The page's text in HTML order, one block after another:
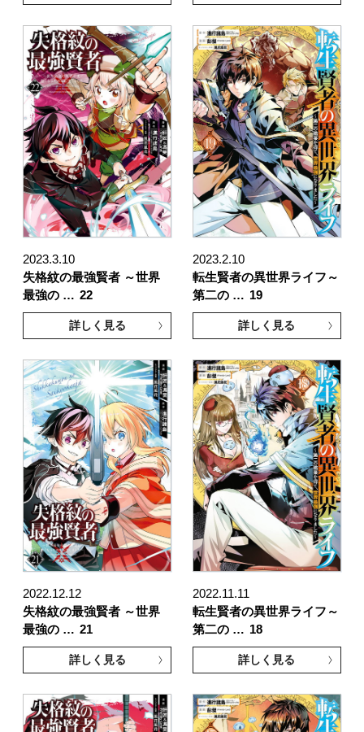
2023.3.10
失格紋の最強賢者 ～世界
最強の … 22
詳しく見る
2023.2.10
転生賢者の異世界ライフ～
第二の … 19
詳しく見る
2022.12.12
失格紋の最強賢者 ～世界
最強の … 21
詳しく見る
2022.11.11
転生賢者の異世界ライフ～
第二の … 18
詳しく見る